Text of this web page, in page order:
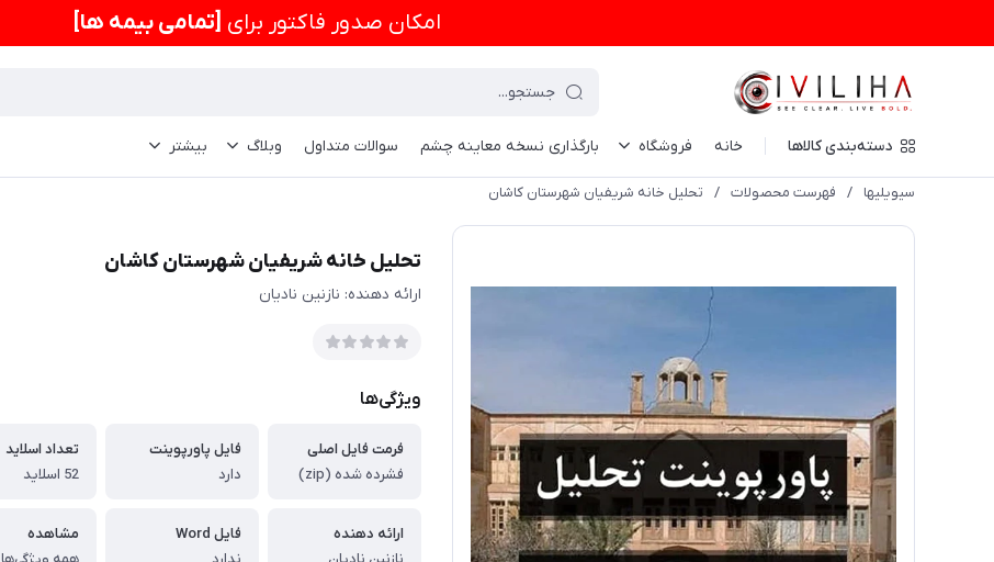
امكان صدور فاکتور برای [تمامی بیمه ها]
دسته‌بندی کالاها خانه فروشگاه بارگذاری نسخه معاینه چشم سوالات متداول وبلاگ بیشتر
سیویلیها / فهرست محصولات / تحلیل خانه شریفیان شهرستان کاشان
تحلیل خانه شریفیان شهرستان کاشان
ارائه دهنده: نازنین نادیان
ویژگی‌ها
فرمت فایل اصلی
فشرده شده (zip)
فایل پاورپوینت
دارد
تعداد اسلاید
52 اسلاید
ارائه دهنده
فایل Word
مشاهده